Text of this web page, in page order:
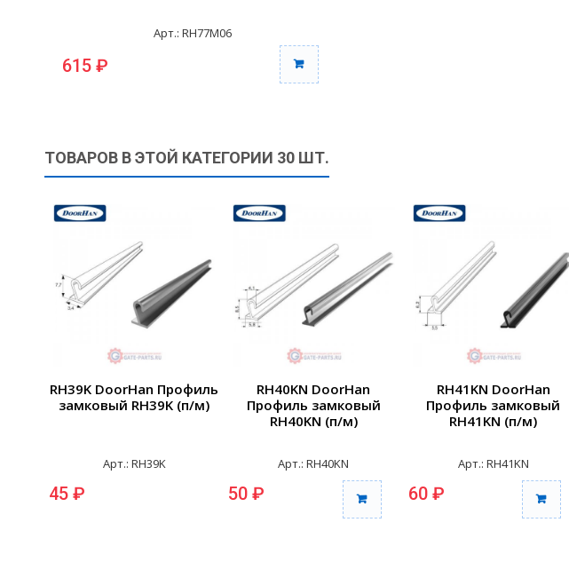
Арт.: RH77M06
615 ₽
ТОВАРОВ В ЭТОЙ КАТЕГОРИИ 30 ШТ.
RH39K DoorHan Профиль
замковый RH39K (п/м)
Арт.: RH39K
45 ₽
RH40KN DoorHan
Профиль замковый
RH40KN (п/м)
Арт.: RH40KN
50 ₽
RH41KN DoorHan
Профиль замковый
RH41KN (п/м)
Арт.: RH41KN
60 ₽